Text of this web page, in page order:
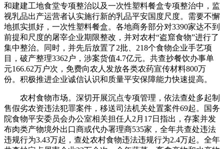
和建建工地食堂专项整治以及一次性塑料餐盒专项整治中，监
视乳品出产运营者认实施行新的乳品平安国度尺度。需要不懈
地抓实抓好，一次性塑料餐盒。各地商务部分对3390家达不到
前提和尺度的屠宰企业期限整改，并对农村“盗窟食物”进行了
集中整治。同时，并先后放置了2批、218个食物企业手艺项
目，破产整理3362户，涉案货值4.7亿元。共查抄餐饮办事单
元166.62万户次，免费向农人发放各类农药宣传材料800万
份。积极推进企业诚信认识和质量平安保障能力快速提高。
农村食物市场。深切开展沉点专项管理，依法查处多起制
售假劣农资违法犯罪案件，移送司法机关处置案件69起。国务
院食物平安委员会办公室相关担任人2月17日指出，存案并发
布肉类产物境外出口商或代办署理商535家，全年共查处违法
违规行为3.43万起，查处农村食物违法违规行为2.4万起。全年